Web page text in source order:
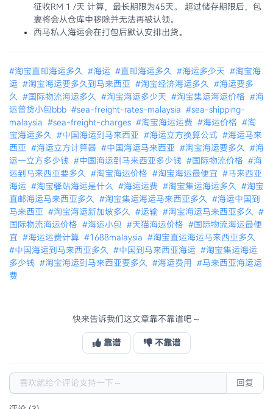
征收RM 1 /天 计算，最长期限为45天。 超过储存期限后，包
裹将会从仓库中移除并无法再被认领。
西马私人海运会在打包后默认安排出货。
#淘宝直邮海运多久 #海运 #直邮海运多久 #海运多少天 #淘宝海
运 #淘宝海运要多久到马来西亚 #淘宝经济海运多久 #海运要多
久 #国际物流海运多久 #淘宝海运多少天 #淘宝集运海运价格 #海
运普货小包bbb #sea-freight-rates-malaysia #sea-shipping-
malaysia #sea-freight-charges #淘宝海运运费 #海运价格 #淘
宝海运多久 #中国海运到马来西亚 #海运立方换算公式 #海运马来
西亚 #海运立方计算器 #中国海运马来西亚 #淘宝海运要多久 #海
运一立方多少钱 #中国海运到马来西亚多少钱 #国际物流价格 #海
运到马来西亚要多久 #淘宝海运价格 #淘宝海运最便宜 #马来西亚
海运 #淘宝驿站海运是什么 #海运运费 #淘宝集运海运多久 #淘宝
直邮海运马来西亚多久 #淘宝集运海运马来西亚多久 #海运中国到
马来西亚 #淘宝海运新加坡多久 #运输 #淘宝海运马来西亚多久 #
国际物流海运价格 #海运小包 #天猫海运价格 #国际物流海运最便
宜 #海运运费计算 #1688malaysia #淘宝直运海运马来西亚多久
#中国海运到马来西亚多久 #中国到马来西亚海运 #淘宝集运海运
多少钱 #淘宝海运到马来西亚要多久 #海运费用
#马来西亚海运运
费
快来告诉我们这文章靠不靠谱吧～
靠谱 不靠谱
回复